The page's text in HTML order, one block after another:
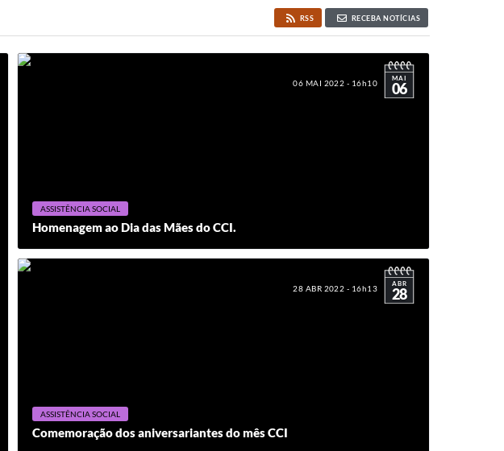
RSS RECEBA NOTÍCIAS
06 MAI 2022 - 16h10 MAI
06
ASSISTÊNCIA SOCIAL
Homenagem ao Dia das Mães do CCI.
28 ABR 2022 - 16h13 ABR
28
ASSISTÊNCIA SOCIAL
Comemoração dos aniversariantes do mês CCI